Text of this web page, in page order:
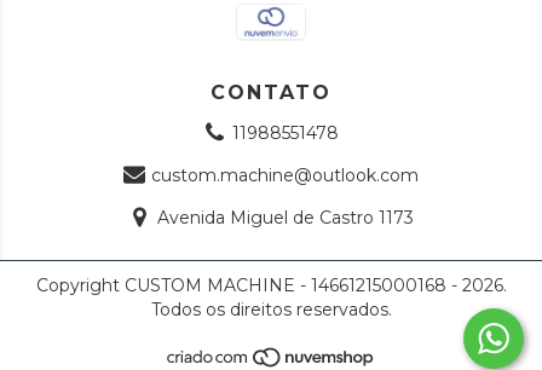
CONTATO
11988551478
custom.machine@outlook.com
Avenida Miguel de Castro 1173
Copyright CUSTOM MACHINE - 14661215000168 - 2026.
Todos os direitos reservados.